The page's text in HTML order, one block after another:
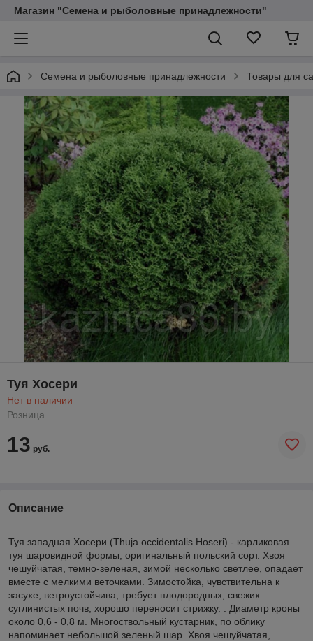
Магазин "Семена и рыболовные принадлежности"
Семена и рыболовные принадлежности Товары для
Туя Хосери
Нет в наличии
Розница
13 руб.
Описание
Туя западная Хосери (Thuja occidentalis Hoseri) - карликовая
туя шаровидной формы, оригинальный польский сорт. Хвоя
чешуйчатая, темно-зеленая, зимой несколько светлее, опадает
вместе с мелкими веточками. Зимостойка, чувствительна к
засухе, ветроустойчива, требует плодородных, свежих
суглинистых почв, хорошо переносит стрижку. . Диаметр кроны
около 0,6 - 0,8 м. Многоствольный кустарник, по облику
напоминает небольшой зеленый шар. Хвоя чешуйчатая,